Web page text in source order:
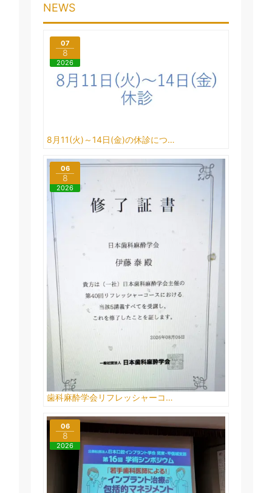
NEWS
8月11(火)～14日(金)の休診につ…
07
8
2026
歯科麻酔学会リフレッシャーコ…
06
8
2026
06
8
2026